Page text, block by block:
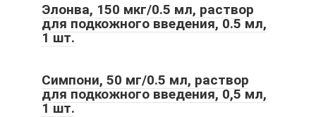
Элонва, 150 мкг/0.5 мл, раствор
для подкожного введения, 0.5 мл,
1 шт.
Симпони, 50 мг/0.5 мл, раствор
для подкожного введения, 0,5 мл,
1 шт.